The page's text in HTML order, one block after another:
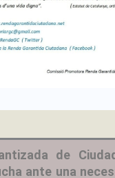
de
ante una